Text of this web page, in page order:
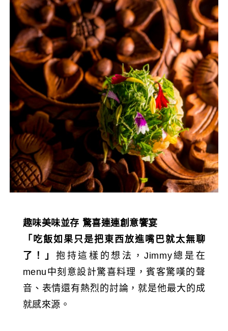
趣味美味並存 驚喜連連創意饗宴
「吃飯如果只是把東西放進嘴巴就太無聊
了！」 抱持這樣的想法，Jimmy總是在
menu中刻意設計驚喜料理，賓客驚嘆的聲
音、表情還有熱烈的討論，就是他最大的成
就感來源。